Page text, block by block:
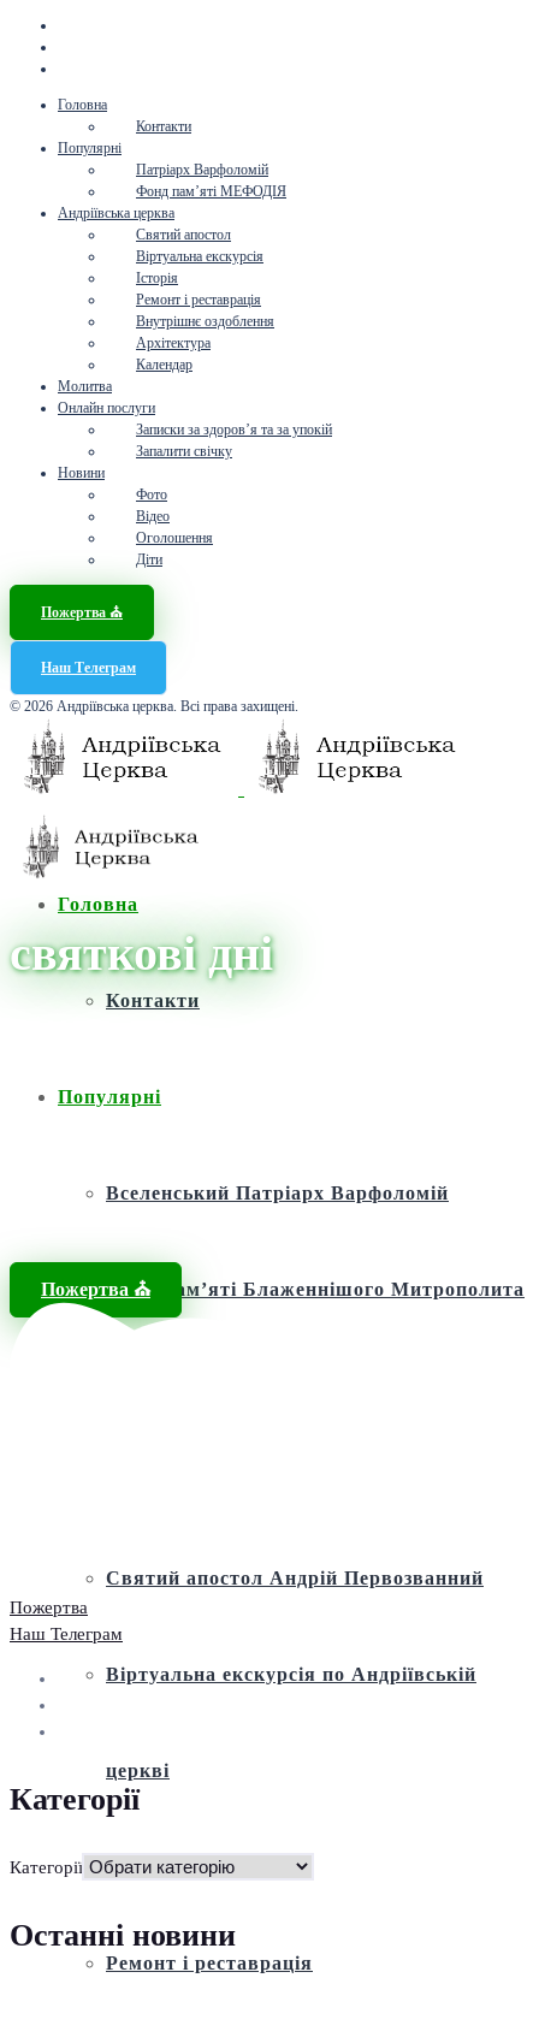
Головна
Контакти
Популярні
Патріарх Варфоломій
Фонд пам’яті МЕФОДІЯ
Андріївська церква
Святий апостол
Віртуальна екскурсія
Історія
Ремонт і реставрація
Внутрішнє оздоблення
Архітектура
Календар
Молитва
Онлайн послуги
Записки за здоров’я та за упокій
Запалити свічку
Новини
Фото
Відео
Оголошення
Діти
Пожертва ⛪️
Наш Телеграм
© 2026 Андріївська церква. Всі права захищені.
Головна
Контакти
Популярні
Вселенський Патріарх Варфоломій
Фонд пам’яті Блаженнішого Митрополита
Святий апостол Андрій Первозванний
Віртуальна екскурсія по Андріївській
церкві
Історія
Ремонт і реставрація
Пожертва ⛪️
святкові дні
Пожертва
Наш Телеграм
Категорії
Категорії
Останні новини